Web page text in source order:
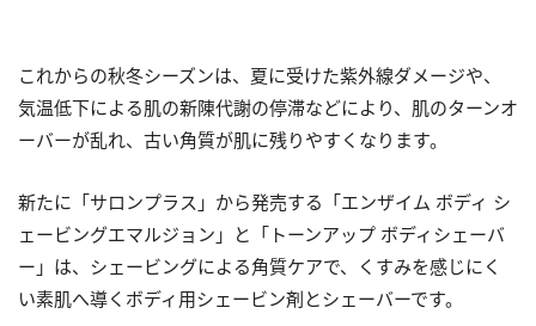
これからの秋冬シーズンは、夏に受けた紫外線ダメージや、
気温低下による肌の新陳代謝の停滞などにより、肌のターンオ
ーバーが乱れ、古い角質が肌に残りやすくなります。
新たに「サロンプラス」から発売する「エンザイム ボディ シ
ェービングエマルジョン」と「トーンアップ ボディシェーバ
ー」は、シェービングによる角質ケアで、くすみを感じにく
い素肌へ導くボディ用シェービン剤とシェーバーです。